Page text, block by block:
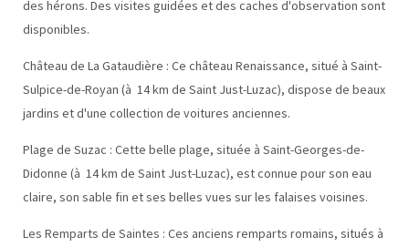
des hérons. Des visites guidées et des caches d'observation sont
disponibles.
Château de La Gataudière : Ce château Renaissance, situé à Saint-
Sulpice-de-Royan (à 14 km de Saint Just-Luzac), dispose de beaux
jardins et d'une collection de voitures anciennes.
Plage de Suzac : Cette belle plage, située à Saint-Georges-de-
Didonne (à 14 km de Saint Just-Luzac), est connue pour son eau
claire, son sable fin et ses belles vues sur les falaises voisines.
Les Remparts de Saintes : Ces anciens remparts romains, situés à